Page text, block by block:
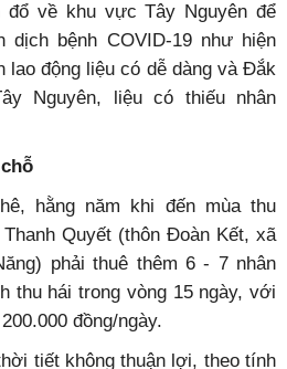
đổ về khu vực Tây Nguyên để
dịch bệnh COVID-19 như hiện
lao động liệu có dễ dàng và Đắk
Nguyên, liệu có thiếu nhân
hằng năm khi đến mùa thu
Quyết (thôn Đoàn Kết, xã
phải thuê thêm 6 - 7 nhân
thu hái trong vòng 15 ngày, với
đồng/ngày.
tiết không thuận lợi, theo tính